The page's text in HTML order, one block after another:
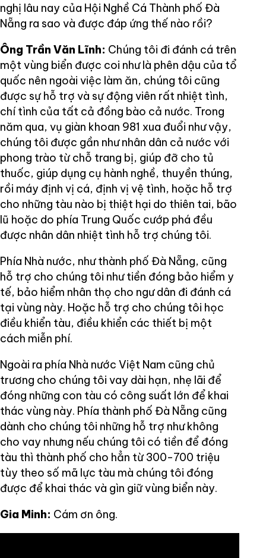
nghị lâu nay của Hội Nghề Cá Thành phố Đà
Nẵng ra sao và được đáp ứng thế nào rồi?
Ông Trần Văn Lĩnh: Chúng tôi đi đánh cá trên
một vùng biển được coi như là phên dậu của tổ
quốc nên ngoài việc làm ăn, chúng tôi cũng
được sự hỗ trợ và sự động viên rất nhiệt tình,
chí tình của tất cả đồng bào cả nước. Trong
năm qua, vụ giàn khoan 981 xua đuổi như vậy,
chúng tôi được gần như nhân dân cả nước với
phong trào từ chỗ trang bị, giúp đỡ cho tủ
thuốc, giúp dụng cụ hành nghề, thuyền thúng,
rồi máy định vị cá, định vị vệ tình, hoặc hỗ trợ
cho những tàu nào bị thiệt hại do thiên tai, bão
lũ hoặc do phía Trung Quốc cướp phá đều
được nhân dân nhiệt tình hỗ trợ chúng tôi.
Phía Nhà nước, như thành phố Đà Nẵng, cũng
hỗ trợ cho chúng tôi như tiền đóng bảo hiểm y
tế, bảo hiểm nhân thọ cho ngư dân đi đánh cá
tại vùng này. Hoặc hỗ trợ cho chúng tôi học
điều khiển tàu, điều khiển các thiết bị một
cách miễn phí.
Ngoài ra phía Nhà nước Việt Nam cũng chủ
trương cho chúng tôi vay dài hạn, nhẹ lãi để
đóng những con tàu có công suất lớn để khai
thác vùng này. Phía thành phố Đà Nẵng cũng
dành cho chúng tôi những hỗ trợ như không
cho vay nhưng nếu chúng tôi có tiền để đóng
tàu thì thành phố cho hẳn từ 300-700 triệu
tùy theo số mã lực tàu mà chúng tôi đóng
được để khai thác và gìn giữ vùng biển này.
Gia Minh: Cám ơn ông.